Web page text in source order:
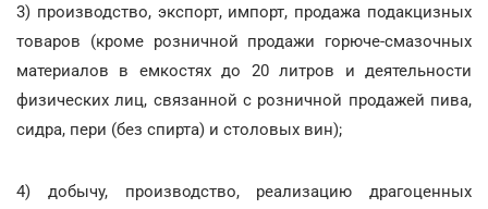
3) производство, экспорт, импорт, продажа подакцизных
товаров (кроме розничной продажи горюче-смазочных
материалов в емкостях до 20 литров и деятельности
физических лиц, связанной с розничной продажей пива,
сидра, пери (без спирта) и столовых вин);
4) добычу, производство, реализацию драгоценных